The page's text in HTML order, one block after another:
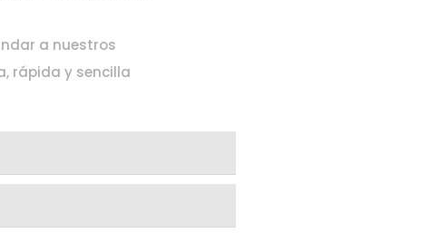
a nuestros
rápida y sencilla